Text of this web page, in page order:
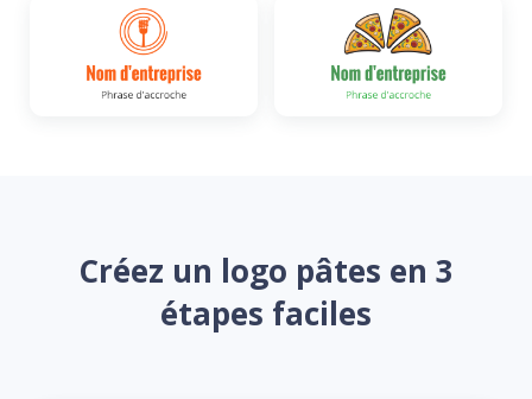
Créez un logo pâtes en 3
étapes faciles